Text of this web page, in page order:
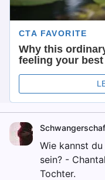
Wie kannst
sein? -
Tochter.